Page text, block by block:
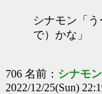
シナモン「
で）かな」
706 名前： シナモ
2022/12/25(Sun)